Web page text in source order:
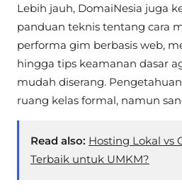
Lebih jauh, DomaiNesia juga
panduan teknis tentang cara
performa gim berbasis web,
hingga tips keamanan dasar
mudah diserang.
ruang kelas formal, namun
Read also: Hosting Lokal vs
Terbaik untuk UMKM?